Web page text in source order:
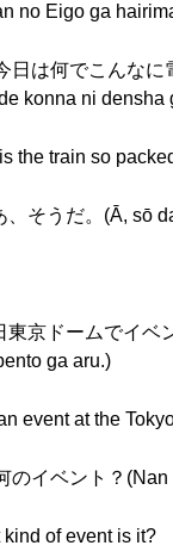
no Eigo ga
日は何でこんなに
konna ni densha
the train so
、そうだ。(Ā, sō
東京ドームでイベ
ga aru.)
event at the
のイベント？
of event is it?